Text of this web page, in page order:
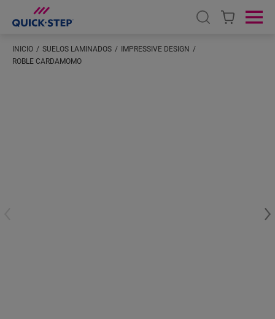
Open search
INICIO SUELOS LAMINADOS
IMPRESSIVE DESIGN
ROBLE CARDAMOMO